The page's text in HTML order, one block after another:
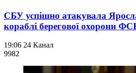
СБУ успішно атакувала
кораблі берегової охорони
19:06 24 Канал
9982